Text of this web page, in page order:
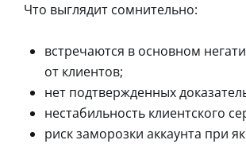
Что выглядит сомнительно:
встречаются в основном
от клиентов;
нет подтвержденных
нестабильность клиентского
риск заморозки аккаунта при